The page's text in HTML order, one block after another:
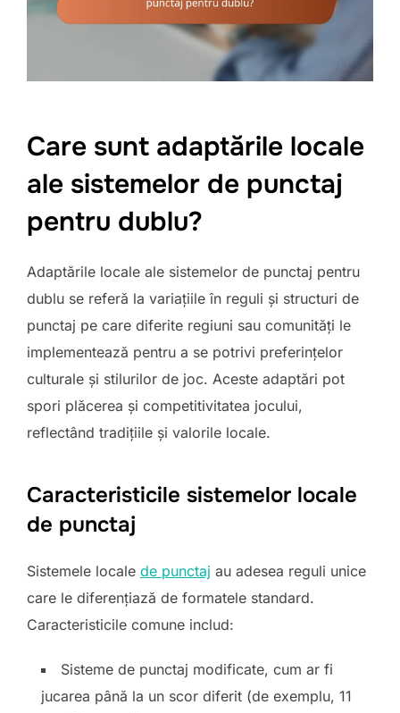
Care sunt adaptările locale
ale sistemelor de punctaj
pentru dublu?
Adaptările locale ale sistemelor de punctaj pentru
dublu se referă la variațiile în reguli și structuri de
punctaj pe care diferite regiuni sau comunități le
implementează pentru a se potrivi preferințelor
culturale și stilurilor de joc. Aceste adaptări pot
spori plăcerea și competitivitatea jocului,
reflectând tradițiile și valorile locale.
Caracteristicile sistemelor locale
de punctaj
Sistemele locale de punctaj au adesea reguli unice
care le diferențiază de formatele standard.
Caracteristicile comune includ:
Sisteme de punctaj modificate, cum ar fi
jucarea până la un scor diferit (de exemplu, 11